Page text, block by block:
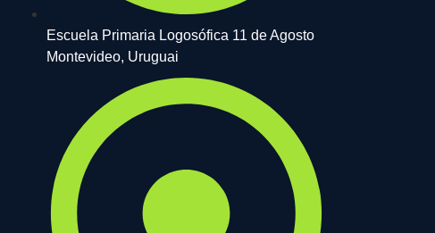
Escuela Primaria Logosófica 11 de Agosto
Montevideo, Uruguai